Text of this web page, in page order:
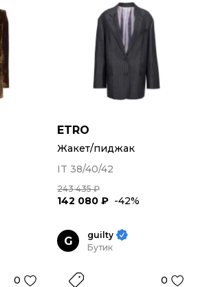
ETRO
Жакет/пиджак
IT 38/40/42
243 435 ₽
142 080 ₽ -42%
0
G
guilty
Бутик
0